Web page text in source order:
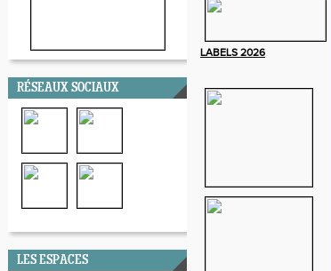
RÉSEAUX SOCIAUX
LES ESPACES
LABELS 2026